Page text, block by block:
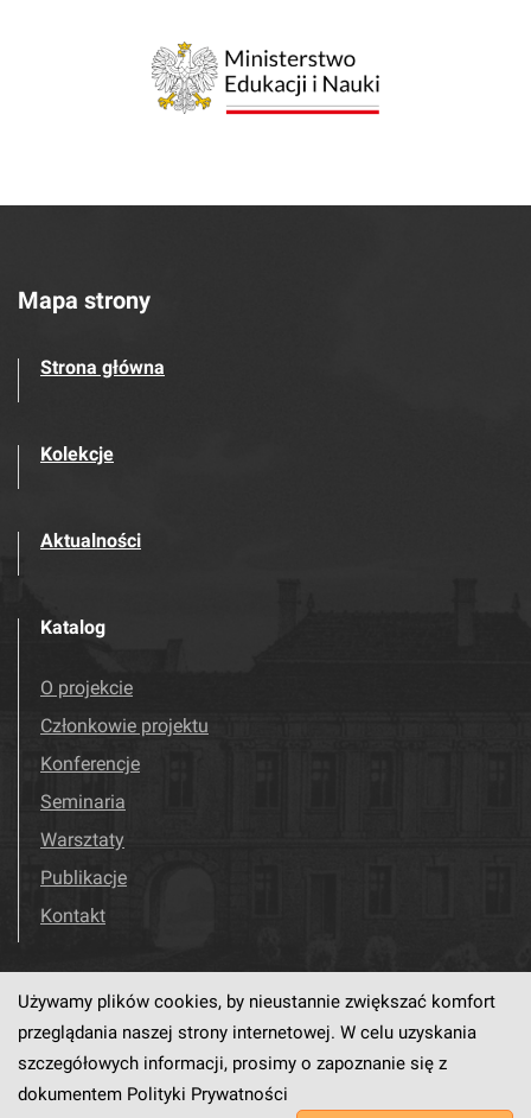
Mapa strony
Strona główna
Kolekcje
Aktualności
Katalog
O projekcie
Członkowie projektu
Konferencje
Seminaria
Warsztaty
Publikacje
Kontakt
Odwiedź nas! Facebook
Używamy plików cookies, by nieustannie zwiększać komfort
przeglądania naszej strony internetowej. W celu uzyskania
szczegółowych informacji, prosimy o zapoznanie się z
dokumentem Polityki Prywatności